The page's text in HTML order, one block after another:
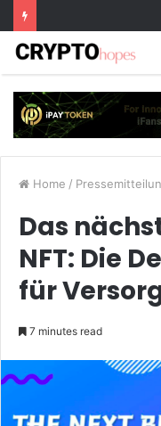
Home /
Das
NFT: Die
für
7 minutes read